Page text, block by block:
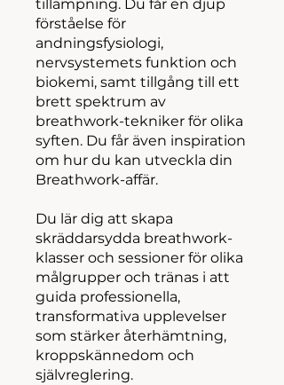
tillämpning. Du får en djup
förståelse för
andningsfysiologi,
nervsystemets funktion och
biokemi, samt tillgång till ett
brett spektrum av
breathwork-tekniker för olika
syften. Du får även inspiration
om hur du kan utveckla din
Breathwork-affär.
Du lär dig att skapa
skräddarsydda breathwork-
klasser och sessioner för olika
målgrupper och tränas i att
guida professionella,
transformativa upplevelser
som stärker återhämtning,
kroppskännedom och
självreglering.